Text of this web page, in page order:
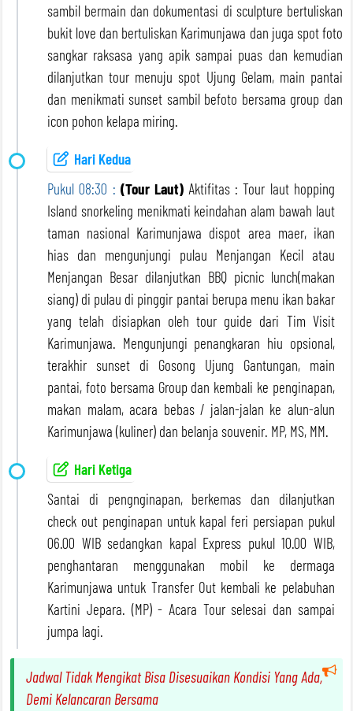
sambil bermain dan dokumentasi di sculpture bertuliskan
bukit love dan bertuliskan Karimunjawa dan juga spot foto
sangkar raksasa yang apik sampai puas dan kemudian
dilanjutkan tour menuju spot Ujung Gelam, main pantai
dan menikmati sunset sambil befoto bersama group dan
icon pohon kelapa miring.
Hari Kedua
Pukul 08:30 : (Tour Laut)Aktifitas : Tour laut hopping
Island snorkeling menikmati keindahan alam bawah laut
taman nasional Karimunjawa dispot area maer, ikan
hias dan mengunjungi pulau Menjangan Kecil atau
Menjangan Besar dilanjutkan BBQ picnic lunch(makan
siang) di pulau di pinggir pantai berupa menu ikan bakar
yang telah disiapkan oleh tour guide dari Tim Visit
Karimunjawa. Mengunjungi penangkaran hiu opsional,
terakhir sunset di Gosong Ujung Gantungan, main
pantai, foto bersama Group dan kembali ke penginapan,
makan malam, acara bebas / jalan-jalan ke alun-alun
Karimunjawa (kuliner) dan belanja souvenir. MP, MS, MM.
Hari Ketiga
Santai di pengnginapan, berkemas dan dilanjutkan
check out penginapan untuk kapal feri persiapan pukul
06.00 WIB sedangkan kapal Express pukul 10.00 WIB,
penghantaran menggunakan mobil ke dermaga
Karimunjawa untuk Transfer Out kembali ke pelabuhan
Kartini Jepara. (MP) - Acara Tour selesai dan sampai
jumpa lagi.
Jadwal Tidak Mengikat Bisa Disesuaikan Kondisi Yang Ada,
Demi Kelancaran Bersama